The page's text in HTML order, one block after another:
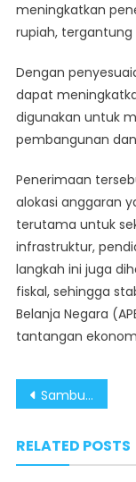
meningkatkan
rupiah, tergantung
Dengan
dapat
digunakan untuk
pembangunan
Penerimaan
alokasi anggaran
terutama untuk
infrastruktur,
langkah ini juga
fiskal, sehingga
Belanja Negara
tantangan
Post
Sambut Tahun Baru Dengan Aman dan Kondusif Jadi Tanggung Jawab Bersama
RELATED POSTS